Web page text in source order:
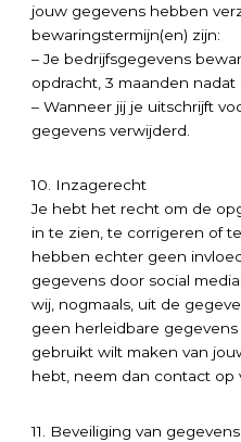
jouw gegevens hebben
bewaringstermijn(en) zijn:
– Je bedrijfsgegevens
opdracht, 3 maanden nadat
– Wanneer jij je uitschrijft
gegevens verwijderd.
10. Inzagerecht
Je hebt het recht om de
in te zien, te corrigeren of
hebben echter geen
gegevens door social
wij, nogmaals, uit de
geen herleidbare
gebruikt wilt maken van
hebt, neem dan contact op
11. Beveiliging van gegevens